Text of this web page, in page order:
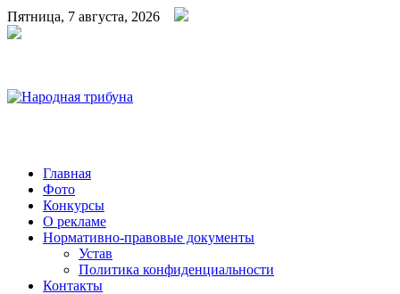
Пятница, 7 августа, 2026
Народная трибуна
Калининская районная газета
Главная
Фото
Конкурсы
О рекламе
Нормативно-правовые документы
Устав
Политика конфиденциальности
Контакты